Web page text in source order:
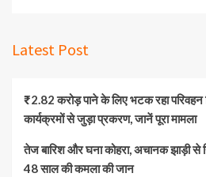
Latest Post
₹2.82 करोड़ पाने के लिए भटक रहा
कार्यक्रमों से जुड़ा प्रकरण, जानें पूरा मामला
तेज बारिश और घना कोहरा, अचानक झाड़ी से
48 साल की कमला की जान